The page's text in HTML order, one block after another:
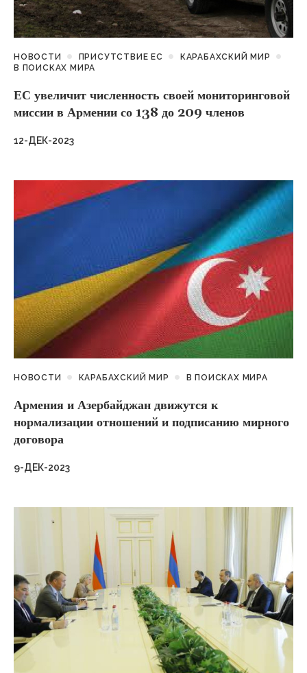
НОВОСТИ ПРИСУТСТВИЕ ЕС
КАРАБАХСКИЙ МИР
В ПОИСКАХ МИРА
ЕС увеличит численность своей мониторинговой
миссии в Армении со 138 до 209 членов
12-ДЕК-2023
НОВОСТИ КАРАБАХСКИЙ МИР В ПОИСКАХ МИРА
Армения и Азербайджан движутся к
нормализации отношений и подписанию мирного
договора
9-ДЕК-2023